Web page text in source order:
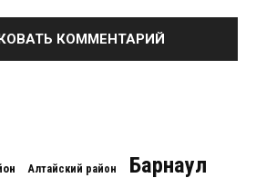
Алтайский район Барнаул